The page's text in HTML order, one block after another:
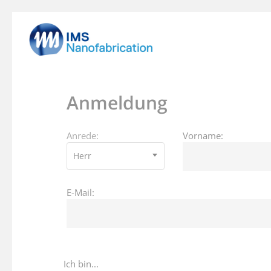
content
Anmeldung
Anrede:
Herr
Vorname:
E-Mail:
Ich bin...